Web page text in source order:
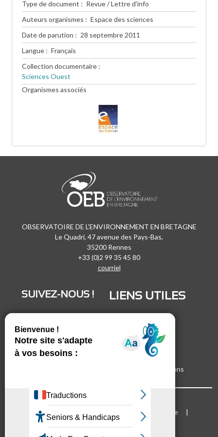
Type de document
Revue / Lettre d’info
Auteurs organismes
Espace des sciences
Date de parution
28 septembre 2011
Langue
Français
Collection documentaire
Sciences Ouest
Organismes associés
OBSERVATOIRE DE L'ENVIRONNEMENT EN BRETAGNE
Le Quadri, 47 avenue des Pays-Bas,
35200 Rennes
+33 (0)2 99 35 45 80
courriel
SUIVEZ-NOUS !
Vimeo
Facebook
LIENS UTILES
Marchés publics
Espace presse
Inscrivez-vous à nos lettres d'informations
Mentions légales Plan du site